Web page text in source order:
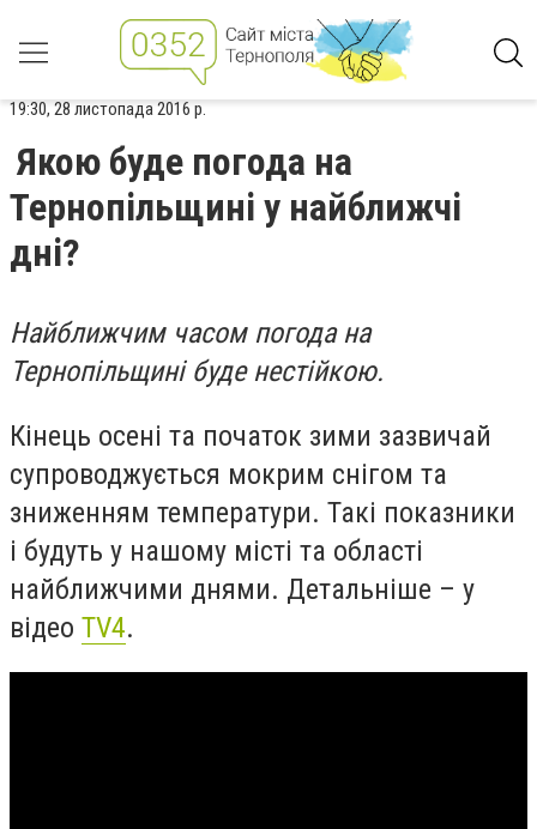
19:30, 28 листопада 2016 р.
Якою буде погода на
Тернопільщині у найближчі
дні?
Найближчим часом погода на
Тернопільщині буде нестійкою.
Кінець осені та початок зими зазвичай
супроводжується мокрим снігом та
зниженням температури. Такі показники
і будуть у нашому місті та області
найближчими днями. Детальніше – у
відео TV4.